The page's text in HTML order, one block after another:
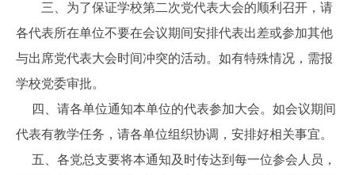
三、为了保证学校第二次党代表大会的顺利召开，请
各代表所在单位不要在会议期间安排代表出差或参加其他
与出席党代表大会时间冲突的活动。如有特殊情况，需报
学校党委审批。
四、请各单位通知本单位的代表参加大会。如会议期间
代表有教学任务，请各单位组织协调，安排好相关事宜。
五、各党总支要将本通知及时传达到每一位参会人员，